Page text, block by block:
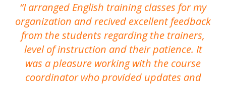
I arranged English training classes for my
organization and recived excellent feedback
from the students regarding the trainers,
level of instruction and their patience. It
was a pleasure working with the course
coordinator who provided updates and